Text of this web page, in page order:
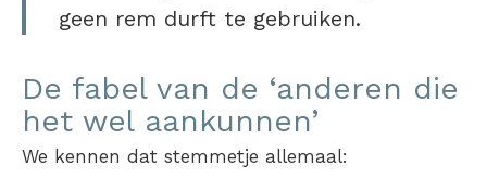
geen rem durft te gebruiken.
De fabel van de ‘anderen die
het wel aankunnen’
We kennen dat stemmetje allemaal: